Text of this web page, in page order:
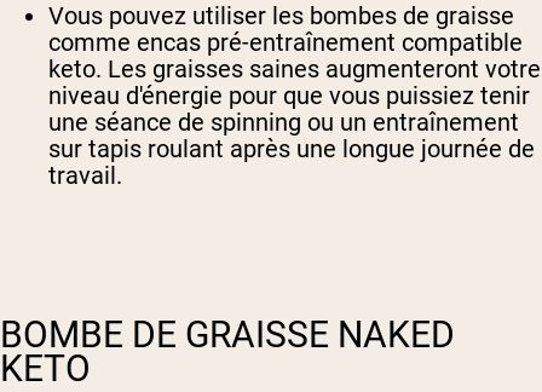
Vous pouvez utiliser les bombes de graisse
comme encas pré-entraînement compatible
keto. Les graisses saines augmenteront votre
niveau d'énergie pour que vous puissiez tenir
une séance de spinning ou un entraînement
sur tapis roulant après une longue journée de
travail.
BOMBE DE GRAISSE NAKED
KETO